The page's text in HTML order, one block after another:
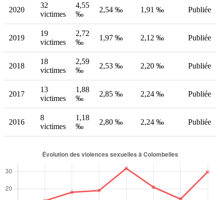
2020
32
victimes
4,55
‰
2,54 ‰ 1,91 ‰ Publiée
2019
19
victimes
2,72
‰
1,97 ‰ 2,12 ‰ Publiée
2018
18
victimes
2,59
‰
2,53 ‰ 2,20 ‰ Publiée
2017
13
victimes
1,88
‰
2,85 ‰ 2,24 ‰ Publiée
2016
8
victimes
1,18
‰
2,80 ‰ 2,24 ‰ Publiée